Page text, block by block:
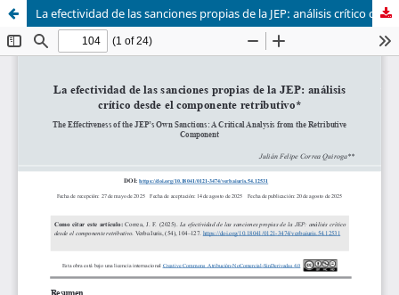
La efectividad de las sanciones propias de la JEP: análisis crítico desde el componente retributivo